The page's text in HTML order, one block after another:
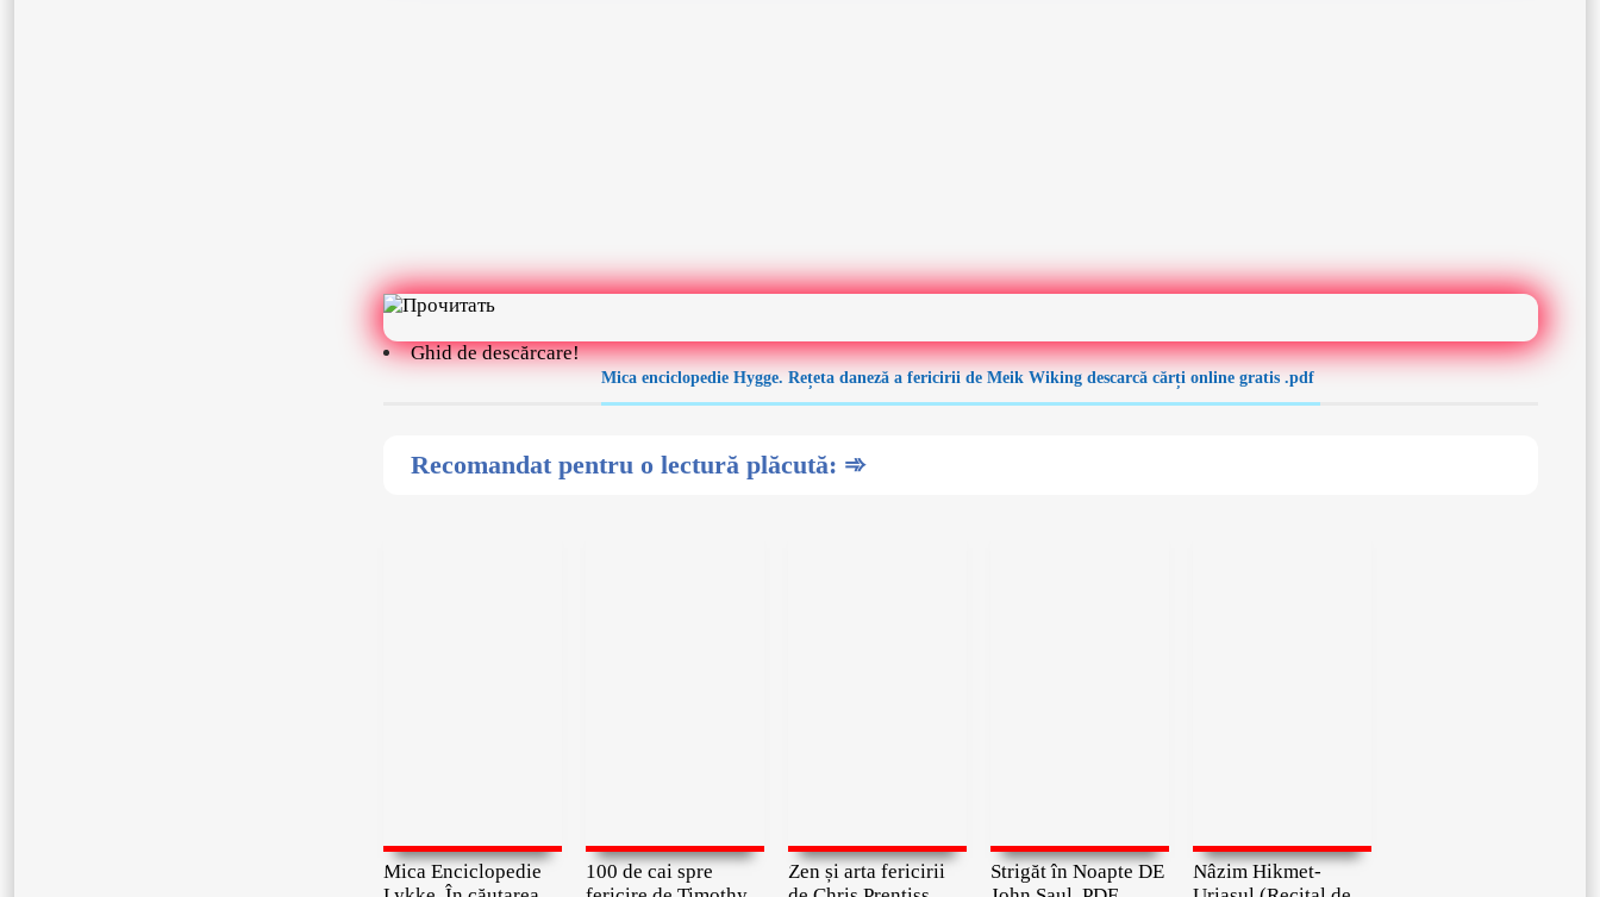
Ghid de descărcare!
Mica enciclopedie Hygge. Rețeta daneză a fericirii de Meik Wiking descarcă cărți online gratis .pdf
Recomandat pentru o lectură plăcută: ➾
Mica Enciclopedie
100 de cai spre
Zen și arta fericirii
Strigăt în Noapte DE
Nâzim Hikmet-